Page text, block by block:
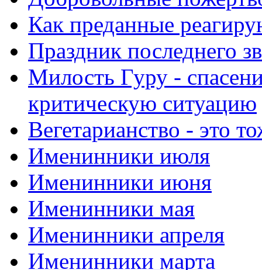
Как преданные
Праздник последнего
Милость Гуру -
критическую ситуацию
Вегетарианство - это
Именинники июля
Именинники июня
Именинники мая
Именинники апреля
Именинники марта